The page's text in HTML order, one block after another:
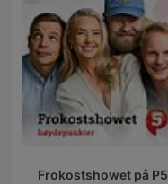
Frokostshowet på P5